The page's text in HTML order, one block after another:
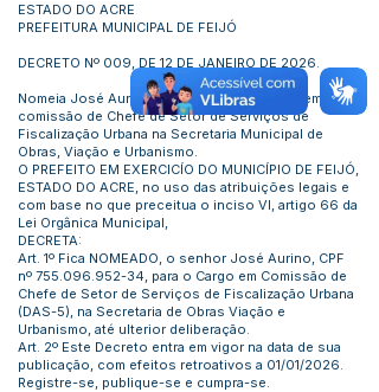
ESTADO DO ACRE
PREFEITURA MUNICIPAL DE FEIJÓ
DECRETO Nº 009, DE 12 DE JANEIRO DE 2026.
Nomeia José Aurino Brilhante para o Cargo em
comissão de Chefe de Setor de Serviços de
Fiscalização Urbana na Secretaria Municipal de
Obras, Viação e Urbanismo.
O PREFEITO EM EXERCICÍO DO MUNICÍPIO DE FEIJÓ,
ESTADO DO ACRE, no uso das atribuições legais e
com base no que preceitua o inciso VI, artigo 66 da
Lei Orgânica Municipal,
DECRETA:
Art. 1º Fica NOMEADO, o senhor José Aurino, CPF
nº 755.096.952-34, para o Cargo em Comissão de
Chefe de Setor de Serviços de Fiscalização Urbana
(DAS-5), na Secretaria de Obras Viação e
Urbanismo, até ulterior deliberação.
Art. 2º Este Decreto entra em vigor na data de sua
publicação, com efeitos retroativos a 01/01/2026.
Registre-se, publique-se e cumpra-se.